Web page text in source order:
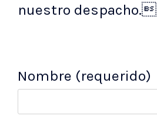
nuestro despacho.
Nombre (requerido)